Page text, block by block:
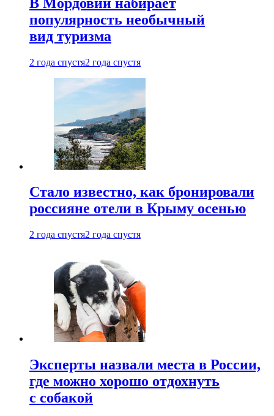
популярность необычный
вид туризма
2 года спустя2 года спустя
Стало известно, как бронировали
россияне отели в Крыму осенью
2 года спустя2 года спустя
Эксперты назвали места в России,
где можно хорошо отдохнуть
с собакой